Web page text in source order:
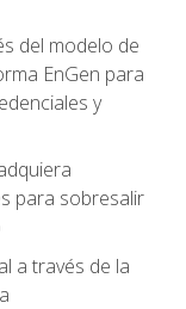
del modelo de
EnGen para
y
para sobresalir
a través de la